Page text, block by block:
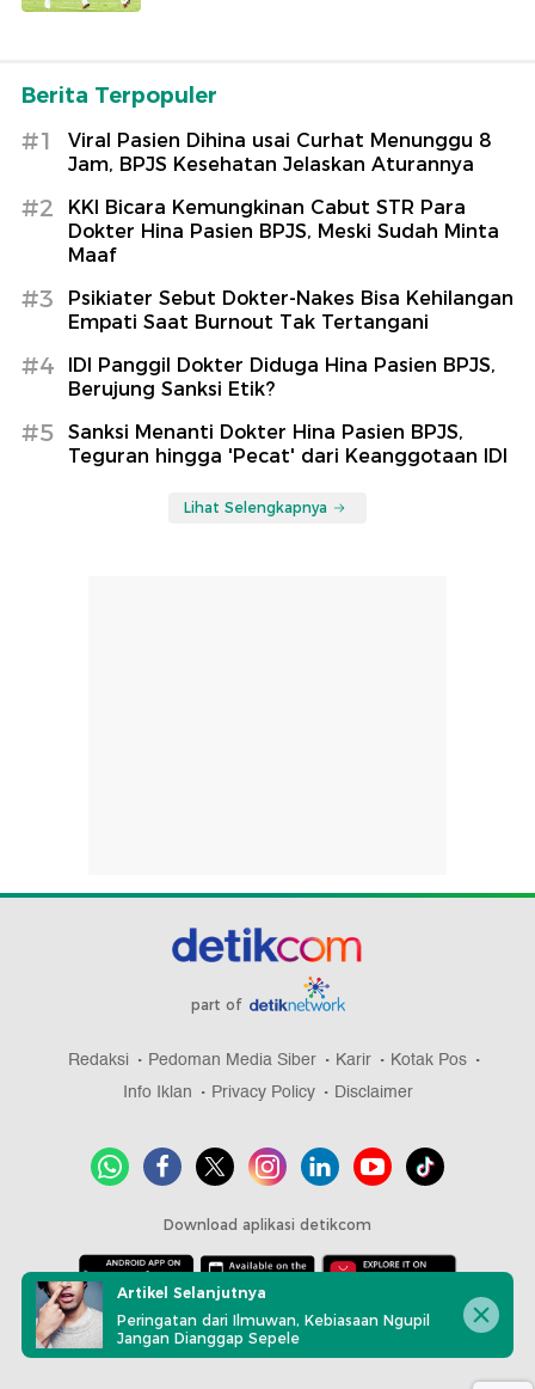
Berita Terpopuler
#1
Viral Pasien Dihina usai Curhat Menunggu 8
Jam, BPJS Kesehatan Jelaskan Aturannya
#2
KKI Bicara Kemungkinan Cabut STR Para
Dokter Hina Pasien BPJS, Meski Sudah Minta
Maaf
#3
Psikiater Sebut Dokter-Nakes Bisa Kehilangan
Empati Saat Burnout Tak Tertangani
#4
IDI Panggil Dokter Diduga Hina Pasien BPJS,
Berujung Sanksi Etik?
#5
Sanksi Menanti Dokter Hina Pasien BPJS,
Teguran hingga 'Pecat' dari Keanggotaan IDI
Lihat Selengkapnya
part of
Redaksi Pedoman Media Siber Karir
Kotak Pos
Info Iklan
Privacy Policy Disclaimer
Download aplikasi detikcom
Copyright @ 2026 detikcom, All right reserved
Artikel Selanjutnya
Peringatan dari Ilmuwan, Kebiasaan Ngupil
Jangan Dianggap Sepele